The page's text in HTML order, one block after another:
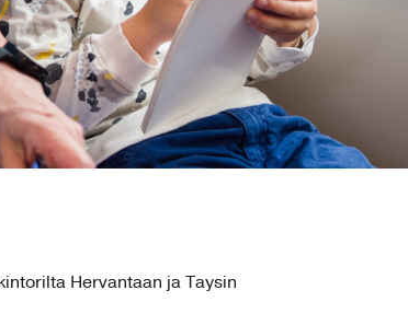
Hervantaan ja Taysin